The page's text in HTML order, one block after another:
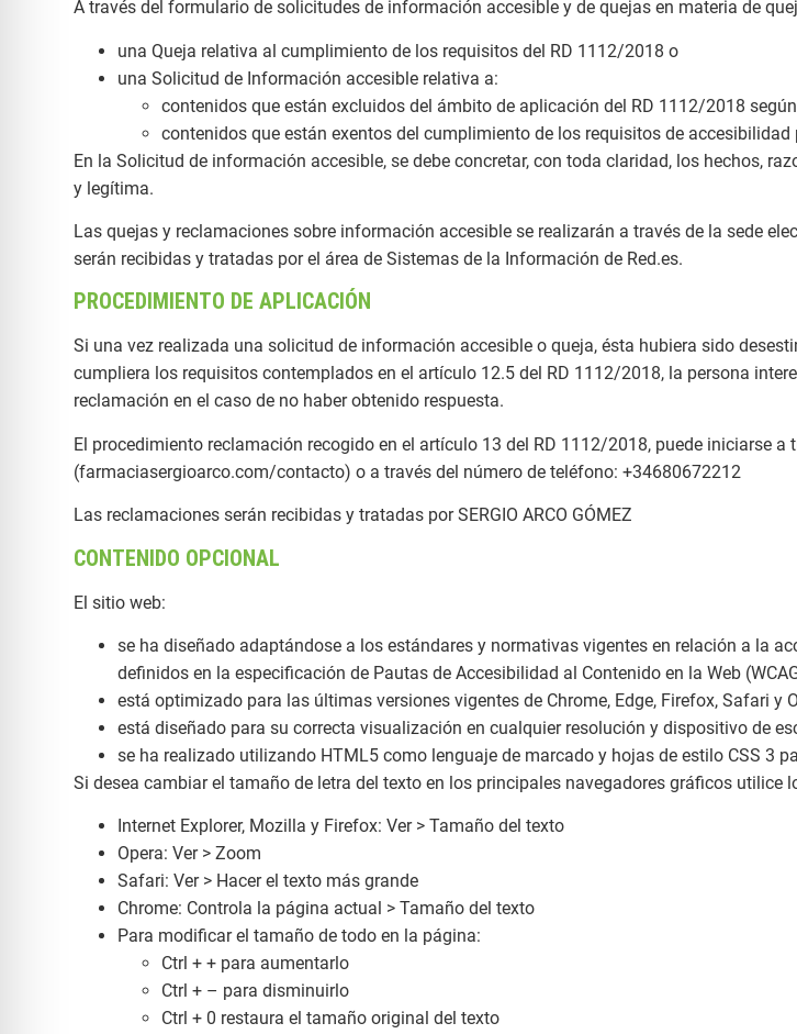
A través del formulario de solicitudes de información accesible y de quejas en materia de
una Queja relativa al cumplimiento de los requisitos del RD 1112/2018 o
una Solicitud de Información accesible relativa a:
contenidos que están excluidos del ámbito de aplicación del RD 1112/2018
contenidos que están exentos del cumplimiento de los requisitos de
En la Solicitud de información accesible, se debe concretar, con toda claridad, los hechos,
y legítima.
Las quejas y reclamaciones sobre información accesible se realizarán a través de la sede
serán recibidas y tratadas por el área de Sistemas de la Información de Red.es.
PROCEDIMIENTO DE APLICACIÓN
Si una vez realizada una solicitud de información accesible o queja, ésta hubiera sido
cumpliera los requisitos contemplados en el artículo 12.5 del RD 1112/2018, la persona
reclamación en el caso de no haber obtenido respuesta.
El procedimiento reclamación recogido en el artículo 13 del RD 1112/2018, puede iniciarse
(farmaciasergioarco.com/contacto) o a través del número de teléfono: +34680672212
Las reclamaciones serán recibidas y tratadas por SERGIO ARCO GÓMEZ
CONTENIDO OPCIONAL
El sitio web:
se ha diseñado adaptándose a los estándares y normativas vigentes en relación a la
definidos en la especificación de Pautas de Accesibilidad al Contenido en la Web
está optimizado para las últimas versiones vigentes de Chrome, Edge, Firefox, Safari y
está diseñado para su correcta visualización en cualquier resolución y dispositivo de
se ha realizado utilizando HTML5 como lenguaje de marcado y hojas de estilo CSS 3
Si desea cambiar el tamaño de letra del texto en los principales navegadores gráficos utilice
Internet Explorer, Mozilla y Firefox: Ver > Tamaño del texto
Opera: Ver > Zoom
Safari: Ver > Hacer el texto más grande
Chrome: Controla la página actual > Tamaño del texto
Para modificar el tamaño de todo en la página:
Ctrl + + para aumentarlo
Ctrl + – para disminuirlo
Ctrl + 0 restaura el tamaño original del texto